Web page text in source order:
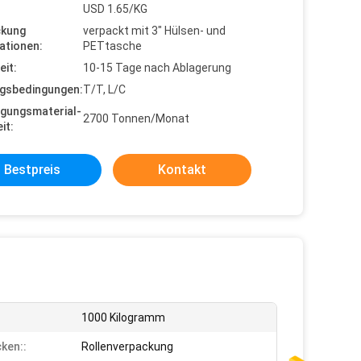
USD 1.65/KG
verpackt mit 3" Hülsen- und
PETtasche
10-15 Tage nach Ablagerung
T/T, L/C
2700 Tonnen/Monat
Bestpreis Kontakt
1000 Kilogramm
Rollenverpackung